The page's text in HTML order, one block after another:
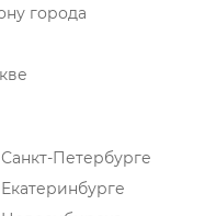
города
Петербурге